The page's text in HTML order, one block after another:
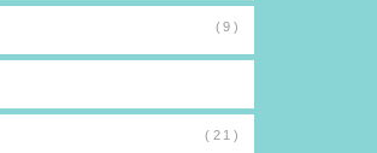
(9)
(21)